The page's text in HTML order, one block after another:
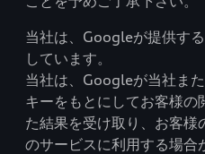
当社は、Googleが提供す
しています。
当社は、Googleが当社ま
キーをもとにしてお客様の
た結果を受け取り、お客様
のサービスに利用する場